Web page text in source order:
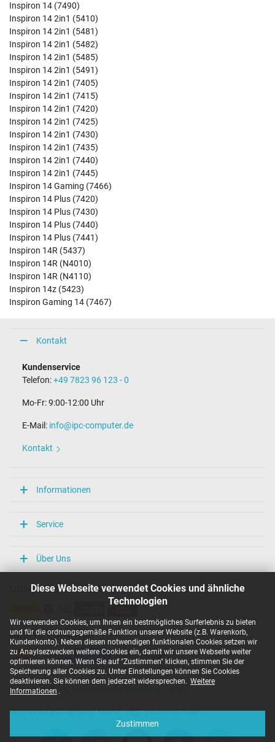
Diese Webseite verwendet Cookies und ähnliche
Technologien
Wir verwenden Cookies, um Ihnen ein bestmögliches Surferlebnis zu bieten
und für die ordnungsgemäße Funktion unserer Website (z.B. Warenkorb,
Kundenkonto). Neben diesen notwendigen funktionalen Cookies setzen wir
zu Anaylsezwecken weitere Cookies ein, damit wir unsere Webseite weiter
optimieren können. Wenn Sie auf "Zustimmen" klicken, stimmen Sie der
Speicherung aller Cookies zu. Unter Einstellungen können Sie Cookies
deaktivieren. Sie können dem jederzeit widersprechen. Weitere
Informationen .
Zustimmen
Inspiron 14 (7490)
Inspiron 14 2in1 (5410)
Inspiron 14 2in1 (5481)
Inspiron 14 2in1 (5482)
Inspiron 14 2in1 (5485)
Inspiron 14 2in1 (5491)
Inspiron 14 2in1 (7405)
Inspiron 14 2in1 (7415)
Inspiron 14 2in1 (7420)
Inspiron 14 2in1 (7425)
Inspiron 14 2in1 (7430)
Inspiron 14 2in1 (7435)
Inspiron 14 2in1 (7440)
Inspiron 14 2in1 (7445)
Inspiron 14 Gaming (7466)
Inspiron 14 Plus (7420)
Inspiron 14 Plus (7430)
Inspiron 14 Plus (7440)
Inspiron 14 Plus (7441)
Inspiron 14R (5437)
Inspiron 14R (N4010)
Inspiron 14R (N4110)
Inspiron 14z (5423)
Inspiron Gaming 14 (7467)
Kontakt
Kundenservice
Telefon:+49 7823 96 123 - 0
Mo-Fr: 9:00-12:00 Uhr
E-Mail: info@ipc-computer.de
Kontakt
Informationen
Service
Über Uns
Unsere Versandarten
Unsere Zahlarten
Copyright ©
Alle Preise inkl. gesetzl. MwSt. zzgl. Versandkosten